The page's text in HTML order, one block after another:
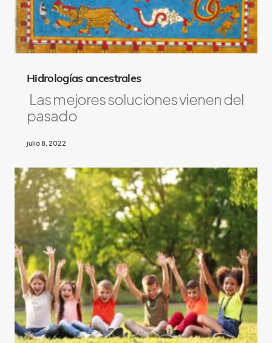
L
i
k
e
Hidrologías ancestrales
Las mejores soluciones vienen del
pasado
julio 8, 2022